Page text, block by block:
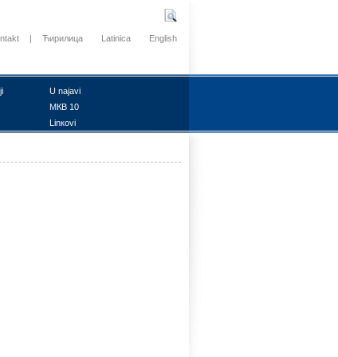
| Ћирилица Latinica English
U nајаvi
MКB 10
Linкоvi